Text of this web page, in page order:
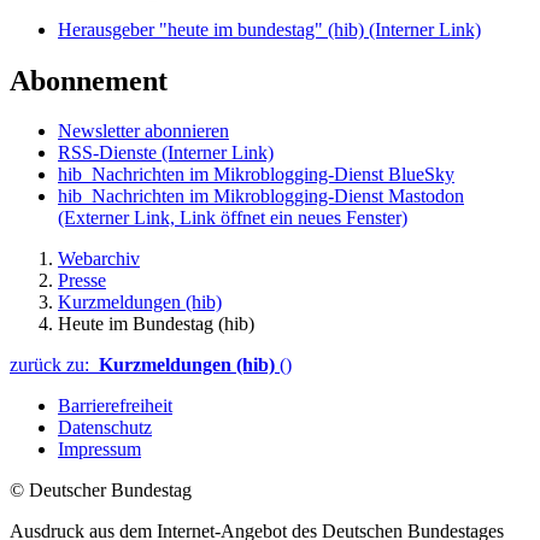
Herausgeber "heute im bundestag" (hib) (Interner Link)
Abonnement
Newsletter abonnieren
RSS-Dienste (Interner Link)
hib_Nachrichten im Mikroblogging-Dienst BlueSky
hib_Nachrichten im Mikroblogging-Dienst Mastodon
(Externer Link, Link öffnet ein neues Fenster)
Webarchiv
Presse
Kurzmeldungen (hib)
Heute im Bundestag (hib)
zurück zu: Kurzmeldungen (hib) ()
Barrierefreiheit
Datenschutz
Impressum
© Deutscher Bundestag
Ausdruck aus dem Internet-Angebot des Deutschen Bundestages